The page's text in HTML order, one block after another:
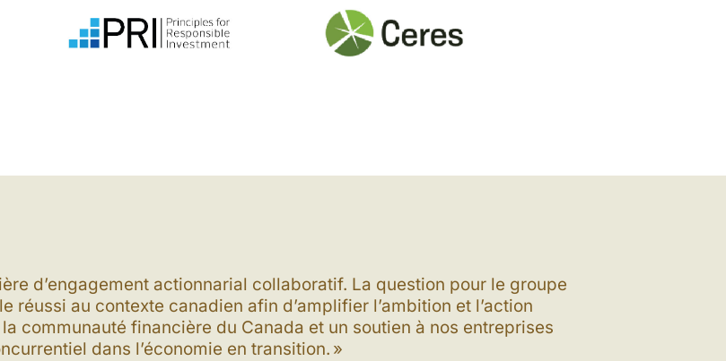
d’engagement actionnarial collaboratif. La question pour le groupe
au contexte canadien afin d’amplifier l’ambition et l’action
communauté financière du Canada et un soutien à nos entreprises
dans l’économie en transition. »